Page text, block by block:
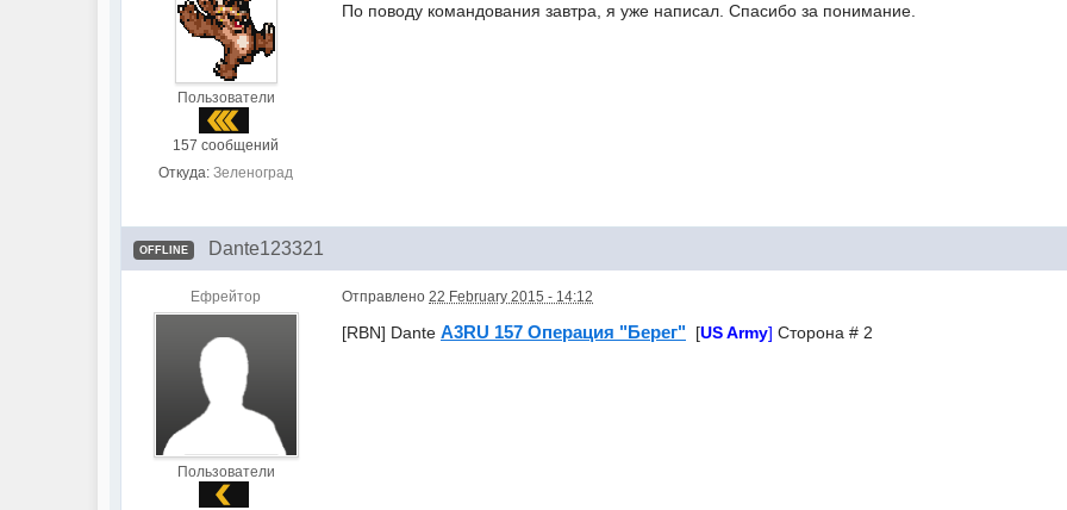
Пользователи
157 сообщений
Откуда: Зеленоград
По поводу командования завтра, я уже написал. Спасибо за понимание.
OFFLINE Dante123321
Ефрейтор
Пользователи
Отправлено 22 February 2015 - 14:12
[RBN] Dante A3RU 157 Операция "Берег" [US Army] Сторона # 2